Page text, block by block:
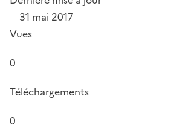
31 mai 2017
Vues
0
Téléchargements
0